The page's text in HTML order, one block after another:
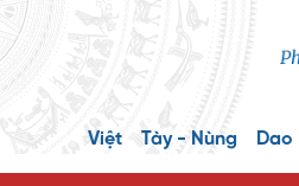
Việt Tày - Nùng Dao